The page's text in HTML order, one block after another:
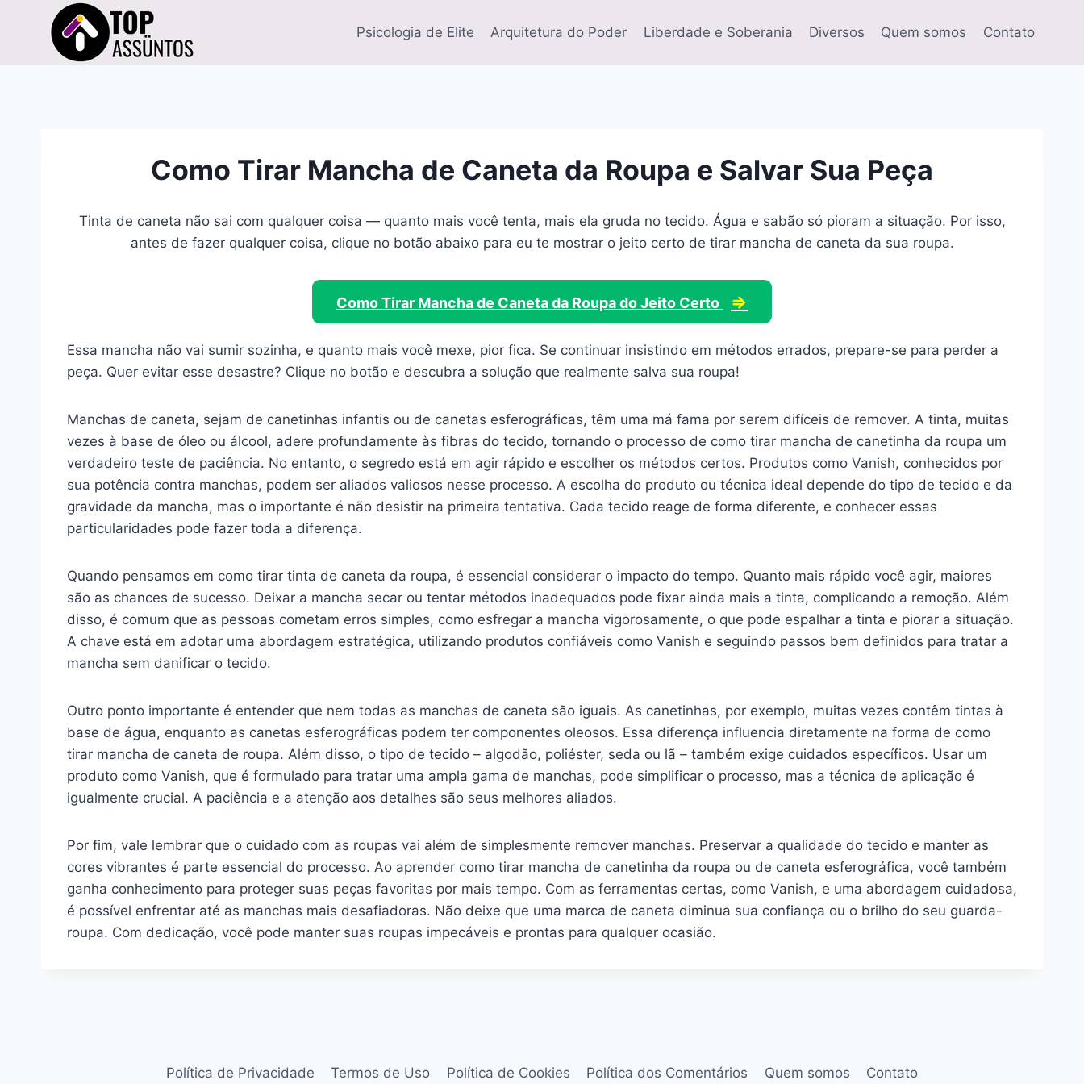
Psicologia de Elite Arquitetura do Poder Liberdade e Soberania Diversos Quem somos Contato
Como Tirar Mancha de Caneta da Roupa e Salvar Sua Peça
Tinta de caneta não sai com qualquer coisa — quanto mais você tenta, mais ela gruda no tecido. Água e sabão só pioram a situação. Por isso,
antes de fazer qualquer coisa, clique no botão abaixo para eu te mostrar o jeito certo de tirar mancha de caneta da sua roupa.
Como Tirar Mancha de Caneta da Roupa do Jeito Certo ⇒
Essa mancha não vai sumir sozinha, e quanto mais você mexe, pior fica. Se continuar insistindo em métodos errados, prepare-se para perder a
peça. Quer evitar esse desastre? Clique no botão e descubra a solução que realmente salva sua roupa!
Manchas de caneta, sejam de canetinhas infantis ou de canetas esferográficas, têm uma má fama por serem difíceis de remover. A tinta, muitas
vezes à base de óleo ou álcool, adere profundamente às fibras do tecido, tornando o processo de como tirar mancha de canetinha da roupa um
verdadeiro teste de paciência. No entanto, o segredo está em agir rápido e escolher os métodos certos. Produtos como Vanish, conhecidos por
sua potência contra manchas, podem ser aliados valiosos nesse processo. A escolha do produto ou técnica ideal depende do tipo de tecido e da
gravidade da mancha, mas o importante é não desistir na primeira tentativa. Cada tecido reage de forma diferente, e conhecer essas
particularidades pode fazer toda a diferença.
Quando pensamos em como tirar tinta de caneta da roupa, é essencial considerar o impacto do tempo. Quanto mais rápido você agir, maiores
são as chances de sucesso. Deixar a mancha secar ou tentar métodos inadequados pode fixar ainda mais a tinta, complicando a remoção. Além
disso, é comum que as pessoas cometam erros simples, como esfregar a mancha vigorosamente, o que pode espalhar a tinta e piorar a situação.
A chave está em adotar uma abordagem estratégica, utilizando produtos confiáveis como Vanish e seguindo passos bem definidos para tratar a
mancha sem danificar o tecido.
Outro ponto importante é entender que nem todas as manchas de caneta são iguais. As canetinhas, por exemplo, muitas vezes contêm tintas à
base de água, enquanto as canetas esferográficas podem ter componentes oleosos. Essa diferença influencia diretamente na forma de como
tirar mancha de caneta de roupa. Além disso, o tipo de tecido – algodão, poliéster, seda ou lã – também exige cuidados específicos. Usar um
produto como Vanish, que é formulado para tratar uma ampla gama de manchas, pode simplificar o processo, mas a técnica de aplicação é
igualmente crucial. A paciência e a atenção aos detalhes são seus melhores aliados.
Por fim, vale lembrar que o cuidado com as roupas vai além de simplesmente remover manchas. Preservar a qualidade do tecido e manter as
cores vibrantes é parte essencial do processo. Ao aprender como tirar mancha de canetinha da roupa ou de caneta esferográfica, você também
ganha conhecimento para proteger suas peças favoritas por mais tempo. Com as ferramentas certas, como Vanish, e uma abordagem cuidadosa,
é possível enfrentar até as manchas mais desafiadoras. Não deixe que uma marca de caneta diminua sua confiança ou o brilho do seu guarda-
roupa. Com dedicação, você pode manter suas roupas impecáveis e prontas para qualquer ocasião.
Política de Privacidade Termos de Uso Política de Cookies Política dos Comentários Quem somos Contato